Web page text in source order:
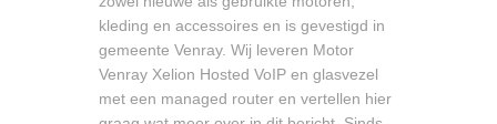
kleding en accessoires en is gevestigd in
gemeente Venray. Wij leveren Motor
Venray Xelion Hosted VoIP en glasvezel
met een managed router en vertellen hier